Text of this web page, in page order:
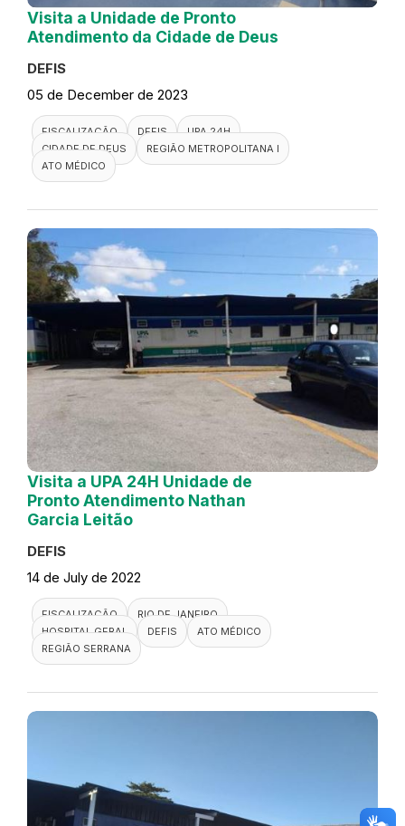
Visita a Unidade de Pronto
Atendimento da Cidade de Deus
DEFIS
05 de December de 2023
FISCALIZAÇÃO DEFIS
UPA 24H
CIDADE DE DEUS
REGIÃO METROPOLITANA I
ATO MÉDICO
Visita a UPA 24H Unidade de
Pronto Atendimento Nathan
Garcia Leitão
DEFIS
14 de July de 2022
FISCALIZAÇÃO
RIO DE JANEIRO
HOSPITAL GERAL
DEFIS
ATO MÉDICO
REGIÃO SERRANA